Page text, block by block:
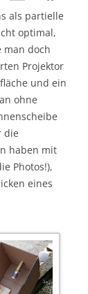
als partielle
optimal,
man doch
Projektor
und ein
ohne
die
haben mit
Photos!),
eines